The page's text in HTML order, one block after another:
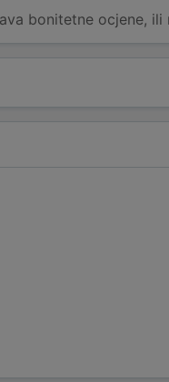
bonitetne ocjene, ili